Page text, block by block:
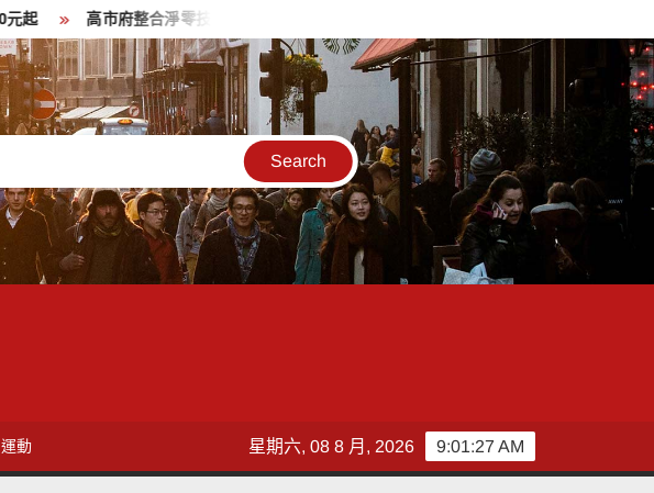
高市府整合淨零技術與轉型資源 偕同企業加速低碳轉型、提升國際競爭力
運動 9:01:29 AM
星期六, 08 8 月, 2026